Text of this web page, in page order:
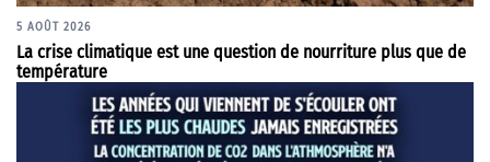
5 AOÛT 2026
La crise climatique est une question de nourriture plus que de
température